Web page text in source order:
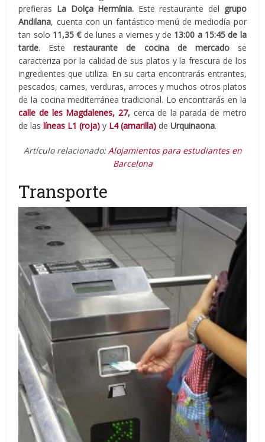
prefieras La Dolça Hermínia. Este restaurante del grupo
Andilana, cuenta con un fantástico menú de mediodía por
tan solo 11,35 €de lunes a viernes y de 13:00 a 15:45 de la
tarde. Esterestaurante de cocina de mercadose
caracteriza por la calidad de sus platos y la frescura de los
ingredientes que utiliza. En su carta encontrarás entrantes,
pescados, carnes, verduras, arroces y muchos otros platos
de la cocina mediterránea tradicional. Lo encontrarás en la
calle de les Magdalenes, 27, cerca de la parada de metro
de las líneas L1 (roja) y L4 (amarilla) deUrquinaona.
Artículo relacionado:Alojamientos para estudiantes en
Barcelona
Transporte